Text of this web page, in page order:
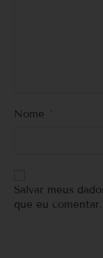
Nome *
Salvar meus
que eu comentar.